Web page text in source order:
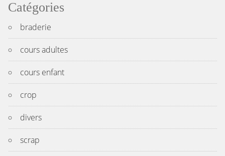
Catégories
braderie
cours adultes
cours enfant
crop
divers
scrap